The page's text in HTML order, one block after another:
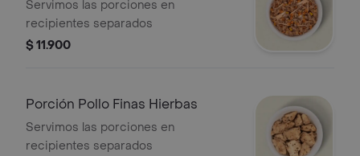
Servimos las porciones en
recipientes separados
$ 11.900
Porción Pollo Finas Hierbas
Servimos las porciones en
recipientes separados